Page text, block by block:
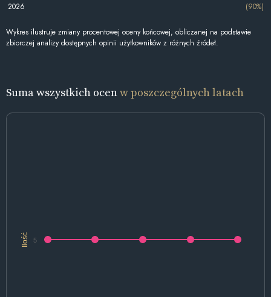
2026
(90%)
Wykres ilustruje zmiany procentowej oceny końcowej, obliczanej na podstawie
zbiorczej analizy dostępnych opinii użytkowników z różnych źródeł.
Suma wszystkich ocenw poszczególnych latach
Ilość 5